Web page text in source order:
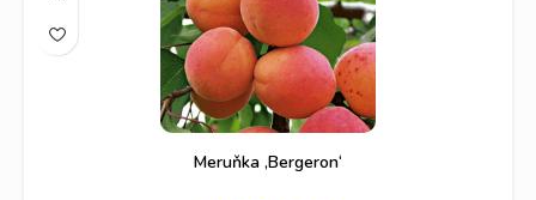
Meruňka ‚Bergeron‘